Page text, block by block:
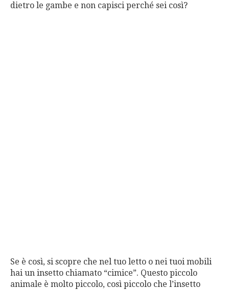
dietro le gambe e non capisci perché sei così?
Se è così, si scopre che nel tuo letto o nei tuoi mobili
hai un insetto chiamato “cimice”. Questo piccolo
animale è molto piccolo, così piccolo che l’insetto